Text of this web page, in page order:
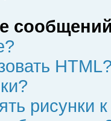
рисунки